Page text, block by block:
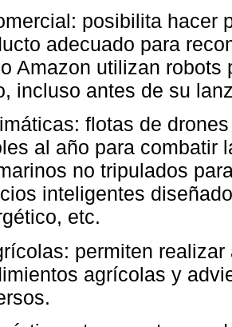
posibilita hacer
adecuado para
Amazon utilizan
incluso antes de su
flotas de
al año para combatir
no tripulados
inteligentes
etc.
permiten
agrícolas y